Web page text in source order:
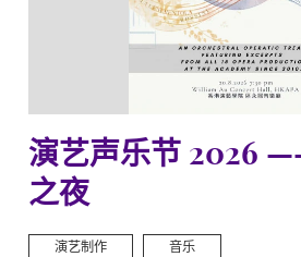
演艺声乐节 2026
之夜
演艺制作 音乐